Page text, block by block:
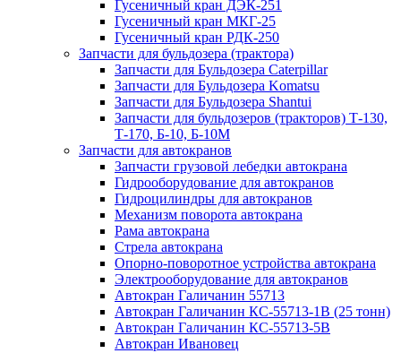
Гусеничный кран ДЭК-251
Гусеничный кран МКГ-25
Гусеничный кран РДК-250
Запчасти для бульдозера (трактора)
Запчасти для Бульдозера Caterpillar
Запчасти для Бульдозера Komatsu
Запчасти для Бульдозера Shantui
Запчасти для бульдозеров (тракторов) Т-130,
Т-170, Б-10, Б-10М
Запчасти для автокранов
Запчасти грузовой лебедки автокрана
Гидрооборудование для автокранов
Гидроцилиндры для автокранов
Механизм поворота автокрана
Рама автокрана
Стрела автокрана
Опорно-поворотное устройства автокрана
Электрооборудование для автокранов
Автокран Галичанин 55713
Автокран Галичанин КС-55713-1В (25 тонн)
Автокран Галичанин КС-55713-5В
Автокран Ивановец